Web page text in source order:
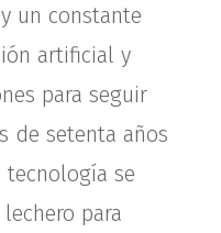
un constante
artificial y
para seguir
de setenta años
se
para